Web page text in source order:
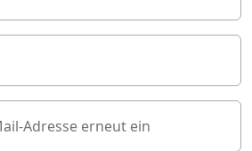
Adresse erneut ein